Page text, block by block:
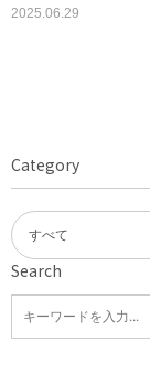
2025.06.29
Search
Category